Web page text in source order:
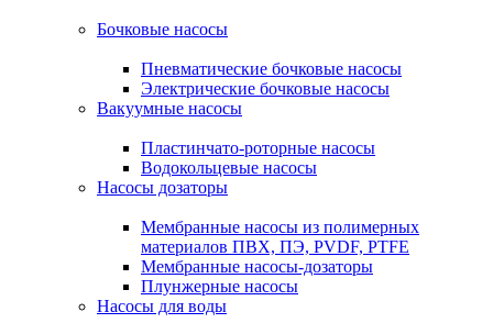
Бочковые насосы
Пневматические бочковые насосы
Электрические бочковые насосы
Вакуумные насосы
Пластинчато-роторные насосы
Водокольцевые насосы
Насосы дозаторы
Мембранные насосы из полимерных
материалов ПВХ, ПЭ, PVDF, PTFE
Мембранные насосы-дозаторы
Плунжерные насосы
Насосы для воды